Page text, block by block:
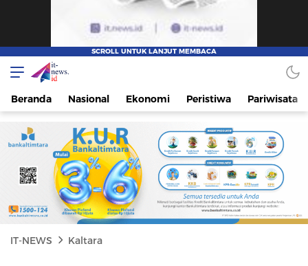
IT-NEWS
Update Cepat, Cerdas, dan Terpercaya
Beranda Nasional Ekonomi Peristiwa Pariwisata
IT-NEWS Kaltara